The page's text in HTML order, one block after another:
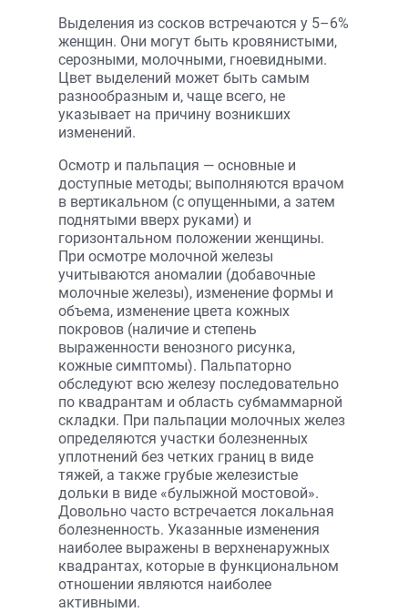
Выделения из сосков встречаются у 5–6%
женщин. Они могут быть кровянистыми,
серозными, молочными, гноевидными.
Цвет выделений может быть самым
разнообразным и, чаще всего, не
указывает на причину возникших
изменений.
Осмотр и пальпация — основные и
доступные методы; выполняются врачом
в вертикальном (с опущенными, а затем
поднятыми вверх руками) и
горизонтальном положении женщины.
При осмотре молочной железы
учитываются аномалии (добавочные
молочные железы), изменение формы и
объема, изменение цвета кожных
покровов (наличие и степень
выраженности венозного рисунка,
кожные симптомы). Пальпаторно
обследуют всю железу последовательно
по квадрантам и область субмаммарной
складки. При пальпации молочных желез
определяются участки болезненных
уплотнений без четких границ в виде
тяжей, а также грубые железистые
дольки в виде «булыжной мостовой».
Довольно часто встречается локальная
болезненность. Указанные изменения
наиболее выражены в верхненаружных
квадрантах, которые в функциональном
отношении являются наиболее
активными.